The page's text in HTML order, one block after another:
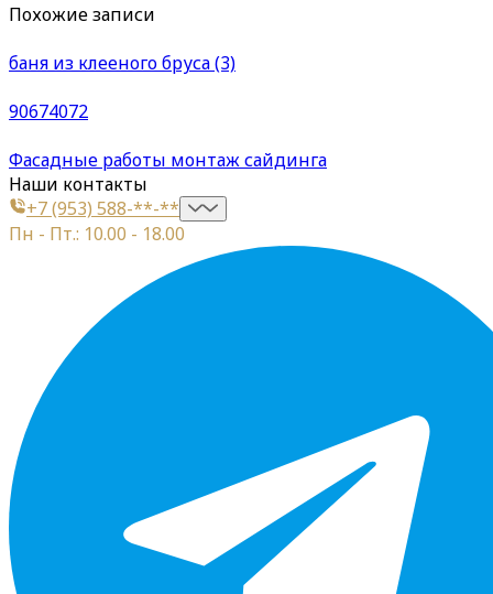
Похожие записи
баня из клееного бруса (3)
90674072
Фасадные работы монтаж сайдинга
Наши контакты
+7 (953) 588-**-**
Пн - Пт.: 10.00 - 18.00